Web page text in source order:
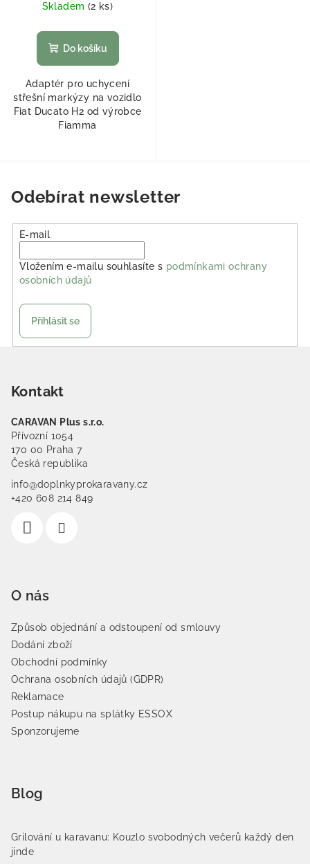
Skladem (2 ks)
Do košíku
Adaptér pro uchycení
střešní markýzy na vozidlo
Fiat Ducato H2 od výrobce
Fiamma
Odebírat newsletter
E-mail
Vložením e-mailu souhlasíte s podmínkami ochrany
osobních údajů
Přihlásit se
Kontakt
CARAVAN Plus s.r.o.
Přívozní 1054
170 00 Praha 7
Česká republika
info@doplnkyprokaravany.cz
+420 608 214 849
O nás
Způsob objednání a odstoupení od smlouvy
Dodání zboží
Obchodní podmínky
Ochrana osobních údajů (GDPR)
Reklamace
Postup nákupu na splátky ESSOX
Sponzorujeme
Blog
Grilování u karavanu: Kouzlo svobodných večerů každý den
jinde